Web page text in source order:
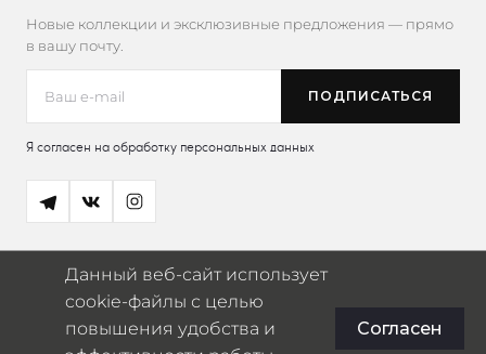
Новые коллекции и эксклюзивные предложения — прямо
в вашу почту.
Я согласен на обработку персональных данных
© 2026 Miaowser
ИП Югай Владислав Александрович · ИНН: 770375613841 ·
Данный веб-сайт использует
cookie-файлы с целью
повышения удобства и
Согласен